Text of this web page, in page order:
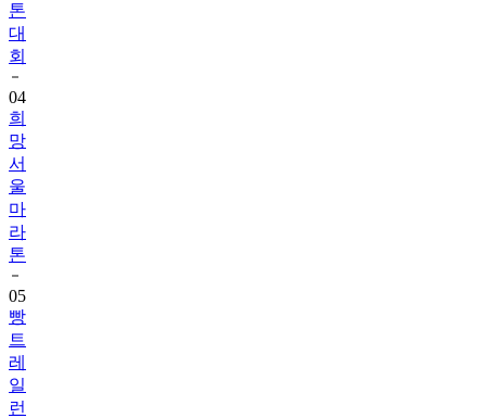
톤
대
회
04
희
망
서
울
마
라
톤
05
빵
트
레
일
런